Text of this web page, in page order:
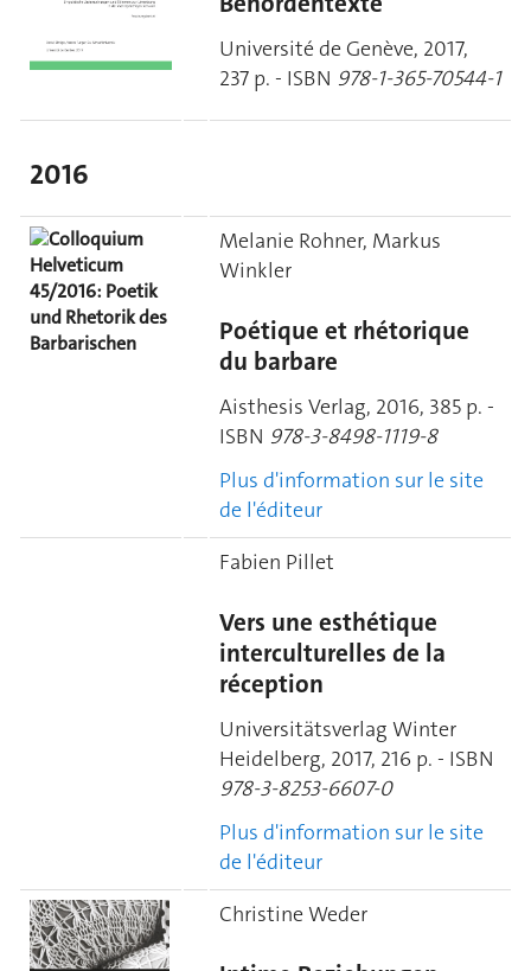
Université de Genève, 2017,
237 p. - ISBN 978-1-365-70544-1
2016
Melanie Rohner, Markus
Winkler
Poétique et rhétorique
du barbare
Aisthesis Verlag, 2016, 385 p. -
ISBN 978-3-8498-1119-8
Plus d'information sur le site
de l'éditeur
Fabien Pillet
Vers une esthétique
interculturelles de la
réception
Universitätsverlag Winter
Heidelberg, 2017, 216 p. - ISBN
978-3-8253-6607-0
Plus d'information sur le site
de l'éditeur
Christine Weder